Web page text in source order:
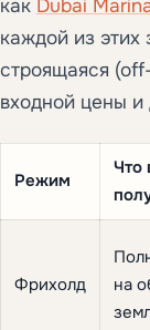
как Dubai
каждой из этих
строящаяся
входной цены и
Режим
Что
Фрихолд
на